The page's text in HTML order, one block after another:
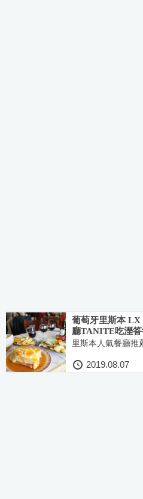
葡萄牙里斯本
廳TANITE吃溼
里斯本人氣餐廳推
2019.08.07